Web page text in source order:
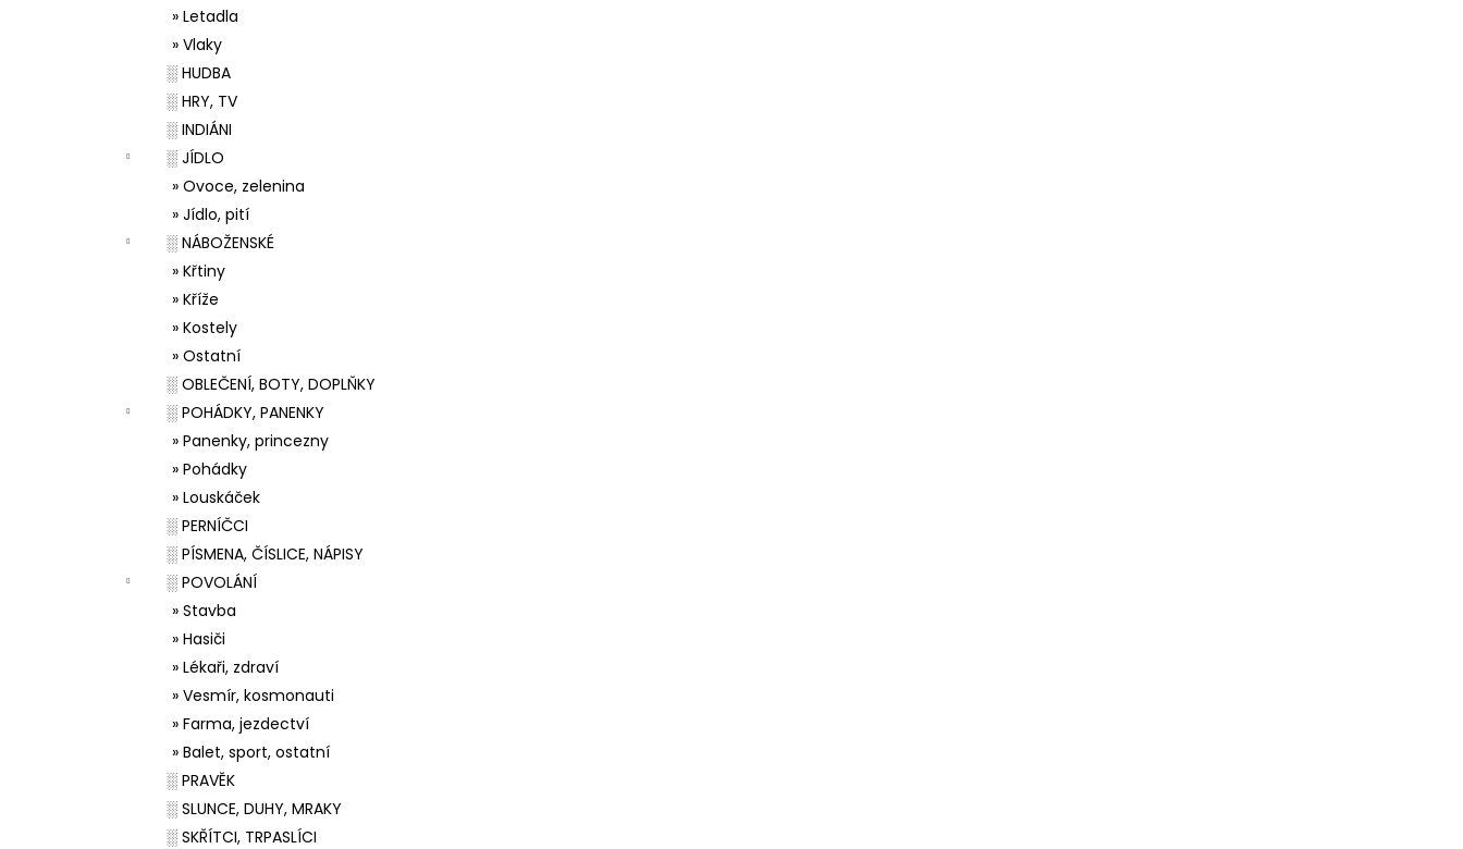
» Letadla
» Vlaky
░ HUDBA
░ HRY, TV
░ INDIÁNI
░ JÍDLO
» Ovoce, zelenina
» Jídlo, pití
░ NÁBOŽENSKÉ
» Křtiny
» Kříže
» Kostely
» Ostatní
░ OBLEČENÍ, BOTY, DOPLŇKY
░ POHÁDKY, PANENKY
» Panenky, princezny
» Pohádky
» Louskáček
░ PERNÍČCI
░ PÍSMENA, ČÍSLICE, NÁPISY
░ POVOLÁNÍ
» Stavba
» Hasiči
» Lékaři, zdraví
» Vesmír, kosmonauti
» Farma, jezdectví
» Balet, sport, ostatní
░ PRAVĚK
░ SLUNCE, DUHY, MRAKY
░ SKŘÍTCI, TRPASLÍCI